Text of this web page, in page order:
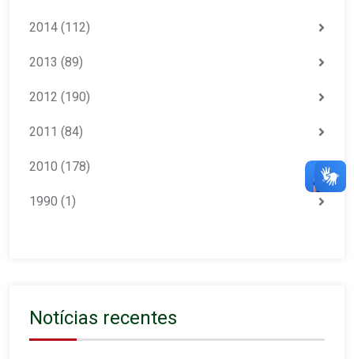
2014 (112)
2013 (89)
2012 (190)
2011 (84)
2010 (178)
1990 (1)
Notícias recentes